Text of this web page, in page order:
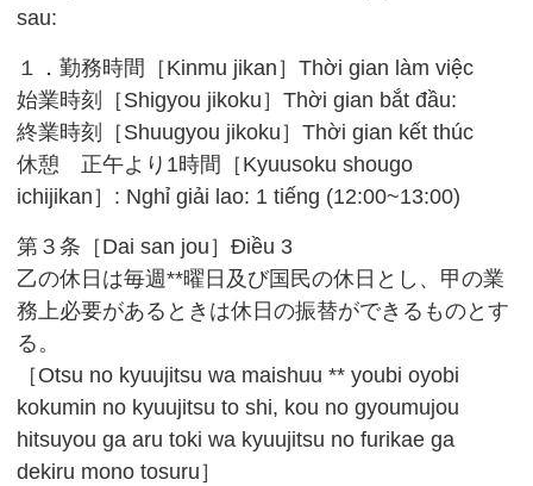
sau:
１．勤務時間［Kinmu jikan］Thời gian làm việc
始業時刻［Shigyou jikoku］Thời gian bắt đầu:
終業時刻［Shuugyou jikoku］Thời gian kết thúc
休憩 正午より1時間［Kyuusoku shougo
ichijikan］: Nghỉ giải lao: 1 tiếng (12:00~13:00)
第３条［Dai san jou］Điều 3
乙の休日は毎週**曜日及び国民の休日とし、甲の業
務上必要があるときは休日の振替ができるものとす
る。
［Otsu no kyuujitsu wa maishuu ** youbi oyobi
kokumin no kyuujitsu to shi, kou no gyoumujou
hitsuyou ga aru toki wa kyuujitsu no furikae ga
dekiru mono tosuru］